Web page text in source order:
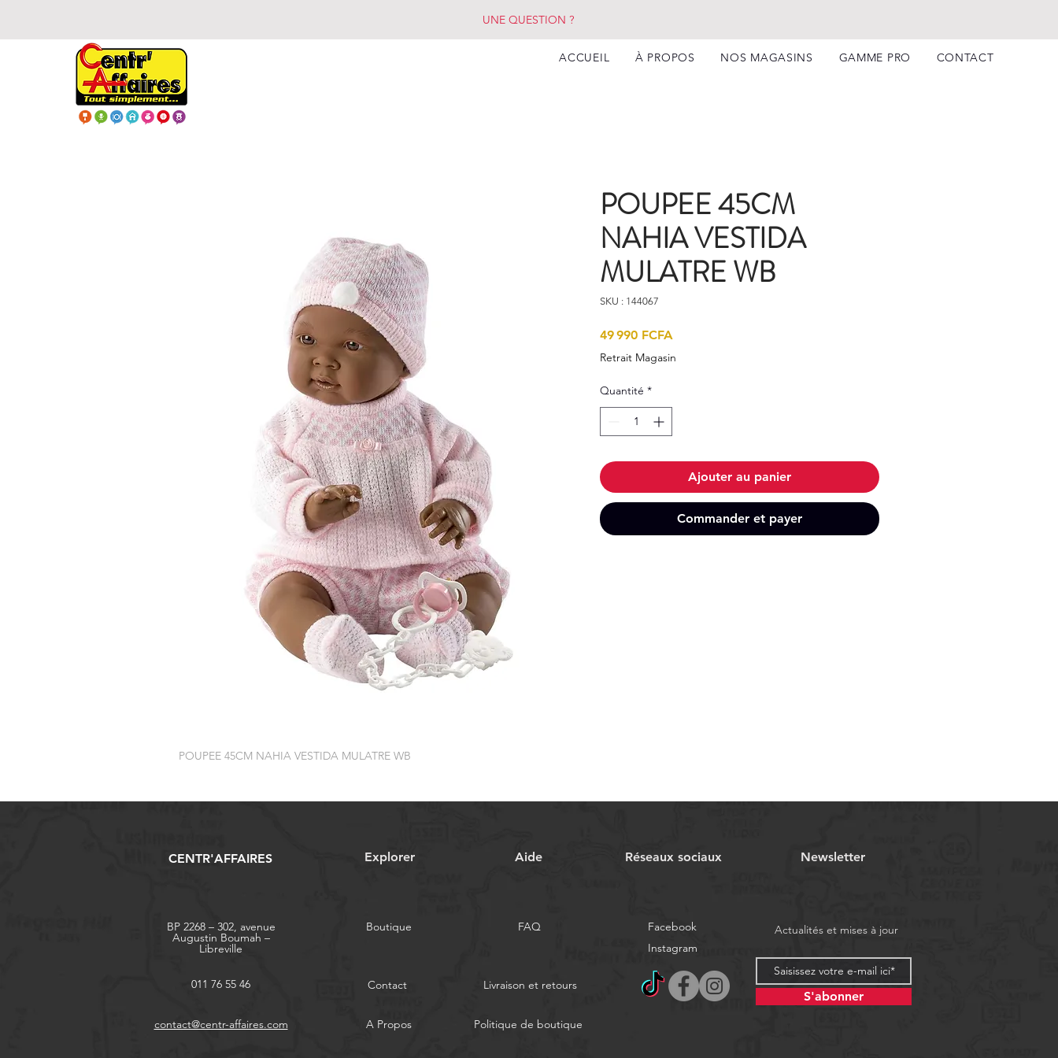
UNE QUESTION ?
ACCUEIL À PROPOS NOS MAGASINS GAMME PRO CONTACT
POUPEE 45CM NAHIA VESTIDA MULATRE WB
POUPEE 45CM
NAHIA VESTIDA
MULATRE WB
SKU : 144067
49 990 FCFA
Retrait Magasin
Quantité *
Ajouter au panier
Commander et payer
CENTR'AFFAIRES Explorer Aide Réseaux sociaux Newsletter
BP 2268 – 302, avenue
Augustin Boumah –
Libreville
011 76 55 46
contact@centr-affaires.com
Boutique FAQ
Contact
A Propos
Livraison et retours
Politique de boutique
Facebook
Instagram
Actualités et mises à jour
S'abonner